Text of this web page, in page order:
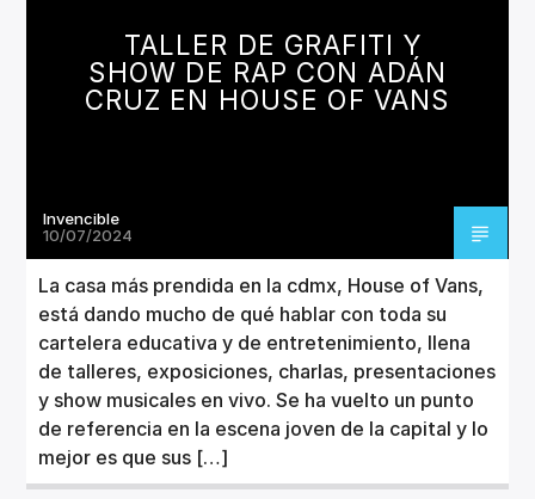
TALLER DE GRAFITI Y
SHOW DE RAP CON ADÁN
CRUZ EN HOUSE OF VANS
Invencible
10/07/2024
La casa más prendida en la cdmx, House of Vans,
está dando mucho de qué hablar con toda su
cartelera educativa y de entretenimiento, llena
de talleres, exposiciones, charlas, presentaciones
y show musicales en vivo. Se ha vuelto un punto
de referencia en la escena joven de la capital y lo
mejor es que sus […]